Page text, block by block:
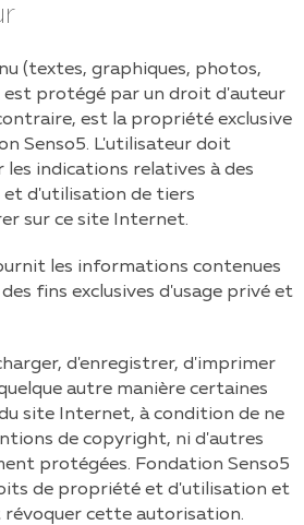
(textes, graphiques, photos,
protégé par un droit d'auteur
est la propriété exclusive
Senso5. L'utilisateur doit
indications relatives à des
d'utilisation de tiers
sur ce site Internet.
les informations contenues
fins exclusives d'usage privé et
d'enregistrer, d'imprimer
autre manière certaines
site Internet, à condition de ne
de copyright, ni d'autres
protégées. Fondation Senso5
de propriété et d'utilisation et
cette autorisation.